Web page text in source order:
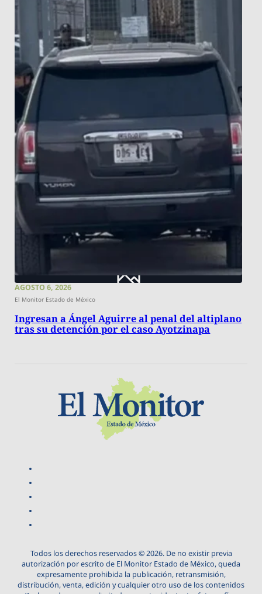
AGOSTO 6, 2026
El Monitor Estado de México
Ingresan a Ángel Aguirre al penal del altiplano
tras su detención por el caso Ayotzinapa
Todos los derechos reservados © 2026. De no existir previa
autorización por escrito de El Monitor Estado de México, queda
expresamente prohibida la publicación, retransmisión,
distribución, venta, edición y cualquier otro uso de los contenidos